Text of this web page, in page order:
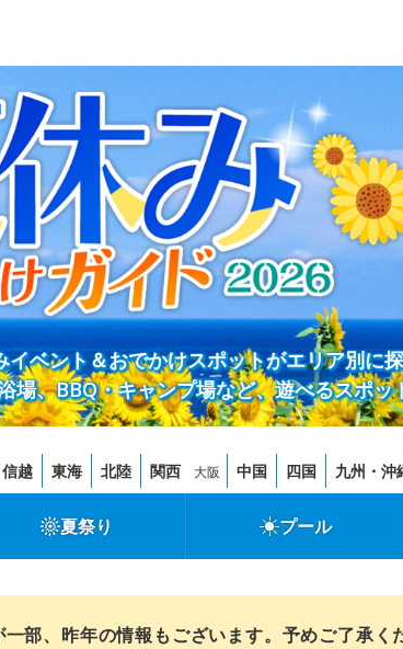
ベント＆おでかけスポットがエリア別に
場、BBQ・キャンプ場など、遊べるスポッ
越 東海 北陸 関西 大阪 中国 四国 九州・沖
夏祭り プール
部、昨年の情報もございます。予めご了承く